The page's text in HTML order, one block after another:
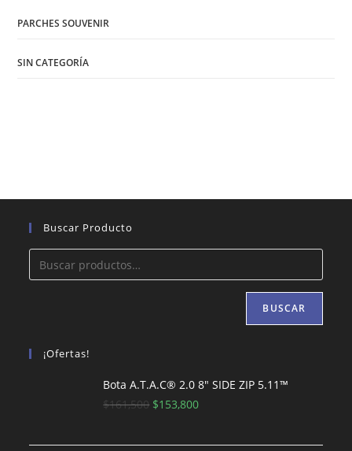
PARCHES SOUVENIR
SIN CATEGORÍA
Buscar Producto
BUSCAR
¡Ofertas!
Bota A.T.A.C® 2.0 8″ SIDE ZIP 5.11™
$161,500 El
original
$153,800El
actual